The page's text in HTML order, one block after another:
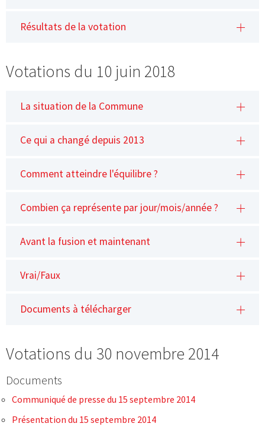
Résultats de la votation
Votations du 10 juin 2018
La situation de la Commune
Ce qui a changé depuis 2013
Comment atteindre l'équilibre ?
Combien ça représente par jour/mois/année ?
Avant la fusion et maintenant
Vrai/Faux
Documents à télécharger
Votations du 30 novembre 2014
Documents
Communiqué de presse du 15 septembre 2014
Présentation du 15 septembre 2014